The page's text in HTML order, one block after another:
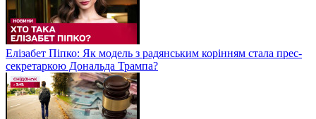
Елізабет Піпко: Як модель з радянським корінням стала прес-
секретаркою Дональда Трампа?